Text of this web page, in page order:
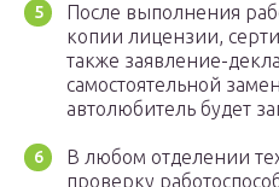
После выполнения
копии лицензии,
также заявление-
самостоятельной
автолюбитель будет
В любом отделении
проверку